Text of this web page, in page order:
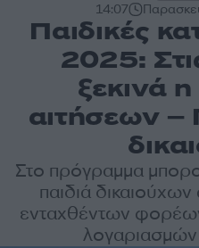
14:07
Παιδικές
2025:
ξεκινά
αιτήσεων –
Στο πρόγραμμα
παιδιά
ενταχθέντων